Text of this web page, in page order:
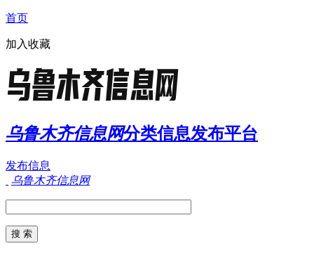
首页
加入收藏
乌鲁木齐信息网分类信息发布平台
发布信息
乌鲁木齐信息网